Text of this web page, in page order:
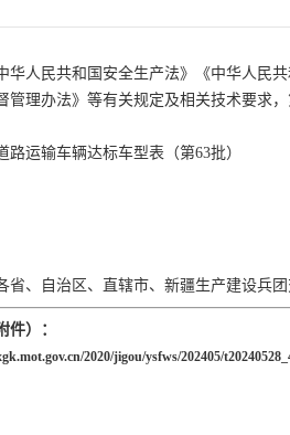
华人民共和国安全生产法》《中华人民
管理办法》等有关规定及相关技术要求
路运输车辆达标车型表（第63批）
省、自治区、直辖市、新疆生产建设兵
件）：
2020/jigou/ysfws/202405/